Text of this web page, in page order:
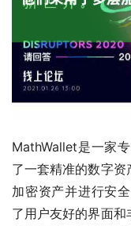
MathWallet是一家
了一套精准的数字
加密资产并进行安
了用户友好的界面